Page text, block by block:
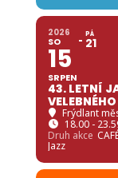
2026
SO
15
SRPEN
PÁ
21
43. LETNÍ
VELEBNÉHO
Frýdlant
18.00 -
Druh akce
Jazz